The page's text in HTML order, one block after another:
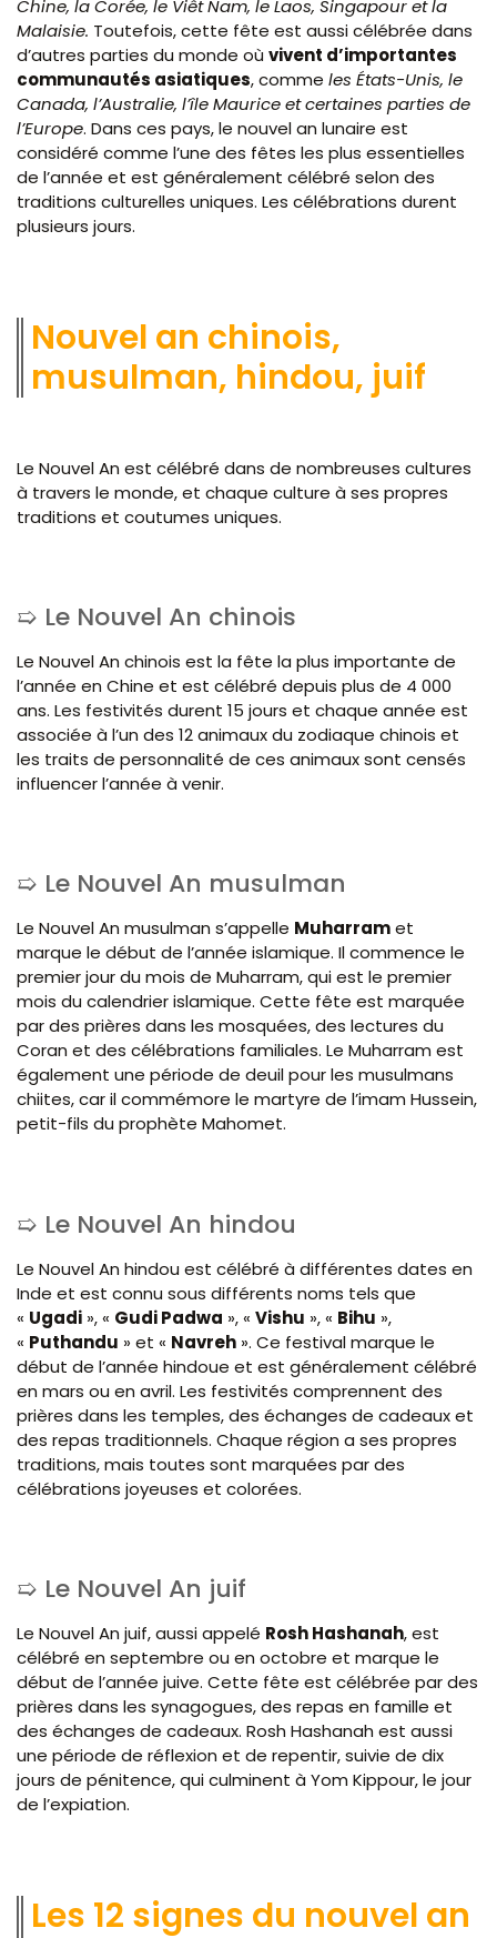
Chine, la Corée, le Viêt Nam, le Laos, Singapour et la
Malaisie. Toutefois, cette fête est aussi célébrée dans
d’autres parties du monde où vivent d’importantes
communautés asiatiques, comme les États-Unis, le
Canada, l’Australie, l’île Maurice et certaines parties de
l’Europe. Dans ces pays, le nouvel an lunaire est
considéré comme l’une des fêtes les plus essentielles
de l’année et est généralement célébré selon des
traditions culturelles uniques. Les célébrations durent
plusieurs jours.
Nouvel an chinois,
musulman, hindou, juif
Le Nouvel An est célébré dans de nombreuses cultures
à travers le monde, et chaque culture à ses propres
traditions et coutumes uniques.
Le Nouvel An chinois
Le Nouvel An chinois est la fête la plus importante de
l’année en Chine et est célébré depuis plus de 4 000
ans. Les festivités durent 15 jours et chaque année est
associée à l’un des 12 animaux du zodiaque chinois et
les traits de personnalité de ces animaux sont censés
influencer l’année à venir.
Le Nouvel An musulman
Le Nouvel An musulman s’appelle Muharramet
marque le début de l’année islamique. Il commence le
premier jour du mois de Muharram, qui est le premier
mois du calendrier islamique. Cette fête est marquée
par des prières dans les mosquées, des lectures du
Coran et des célébrations familiales. Le Muharram est
également une période de deuil pour les musulmans
chiites, car il commémore le martyre de l’imam Hussein,
petit-fils du prophète Mahomet.
Le Nouvel An hindou
Le Nouvel An hindou est célébré à différentes dates en
Inde et est connu sous différents noms tels que
« Ugadi », « Gudi Padwa », « Vishu », « Bihu »,
« Puthandu » et « Navreh ». Ce festival marque le
début de l’année hindoue et est généralement célébré
en mars ou en avril. Les festivités comprennent des
prières dans les temples, des échanges de cadeaux et
des repas traditionnels. Chaque région a ses propres
traditions, mais toutes sont marquées par des
célébrations joyeuses et colorées.
Le Nouvel An juif
Le Nouvel An juif, aussi appelé Rosh Hashanah, est
célébré en septembre ou en octobre et marque le
début de l’année juive. Cette fête est célébrée par des
prières dans les synagogues, des repas en famille et
des échanges de cadeaux. Rosh Hashanah est aussi
une période de réflexion et de repentir, suivie de dix
jours de pénitence, qui culminent à Yom Kippour, le jour
de l’expiation.
Les 12 signes du nouvel an